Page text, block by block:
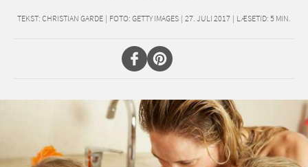
TEKST: CHRISTIAN GARDE | FOTO: GETTY IMAGES | 27. JULI 2017 | LÆSETID: 5 MIN.